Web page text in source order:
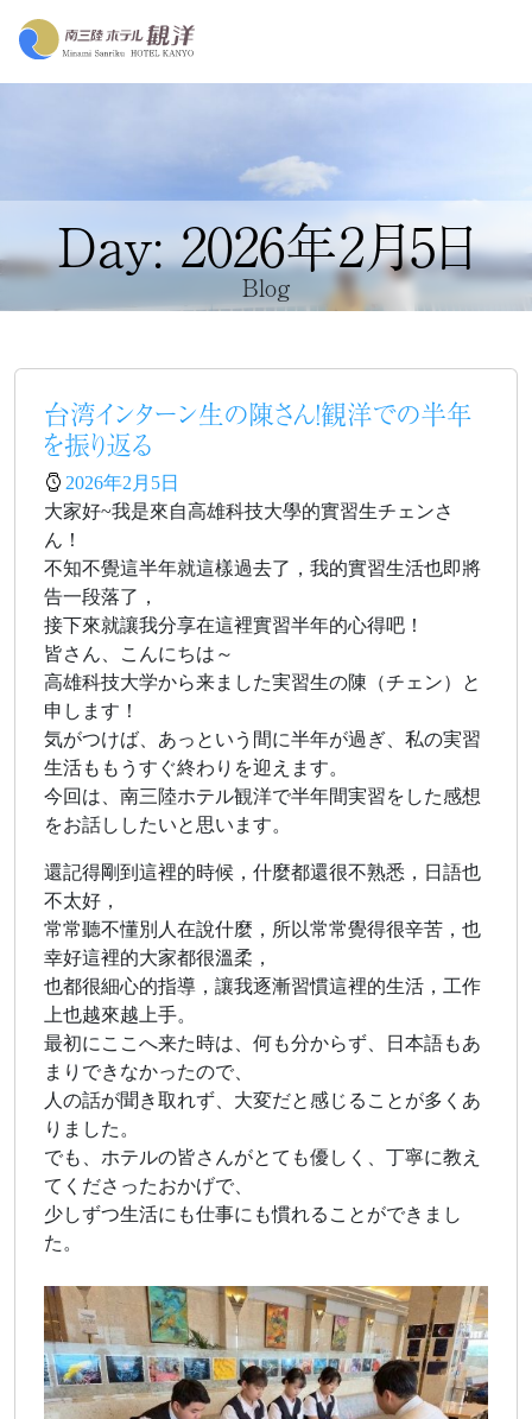
Day: 2026年2月5日
Blog
台湾インターン生の陳さん！観洋での半年
を振り返る
2026年2月5日
大家好~我是來自高雄科技大學的實習生チェンさ
ん！
不知不覺這半年就這樣過去了，我的實習生活也即將
告一段落了，
接下來就讓我分享在這裡實習半年的心得吧！
皆さん、こんにちは～
高雄科技大学から来ました実習生の陳（チェン）と
申します！
気がつけば、あっという間に半年が過ぎ、私の実習
生活ももうすぐ終わりを迎えます。
今回は、南三陸ホテル観洋で半年間実習をした感想
をお話ししたいと思います。
還記得剛到這裡的時候，什麼都還很不熟悉，日語也
不太好，
常常聽不懂別人在說什麼，所以常常覺得很辛苦，也
幸好這裡的大家都很溫柔，
也都很細心的指導，讓我逐漸習慣這裡的生活，工作
上也越來越上手。
最初にここへ来た時は、何も分からず、日本語もあ
まりできなかったので、
人の話が聞き取れず、大変だと感じることが多くあ
りました。
でも、ホテルの皆さんがとても優しく、丁寧に教え
てくださったおかげで、
少しずつ生活にも仕事にも慣れることができまし
た。